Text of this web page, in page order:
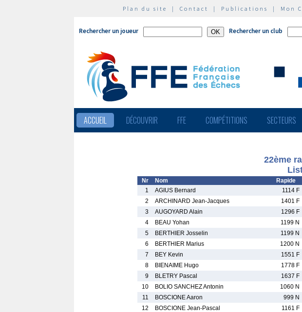
Plan du site | Contact | Publications | Mon
Rechercher un joueur Rechercher un club
ACCUEIL DÉCOUVRIR FFE COMPÉTITIONS SECTEURS
22ème
Nr Nom Rapide
1
AGIUS Bernard 1114 F
2
ARCHINARD Jean-Jacques 1401 F
3
AUGOYARD Alain 1296 F
4
BEAU Yohan 1199 N
5
BERTHIER Josselin 1199 N
6
BERTHIER Marius 1200 N
7
BEY Kevin 1551 F
8
BIENAIME Hugo 1778 F
9
BLETRY Pascal 1637 F
10
BOLIO SANCHEZ Antonin 1060 N
11
BOSCIONE Aaron 999 N
12
BOSCIONE Jean-Pascal 1161 F